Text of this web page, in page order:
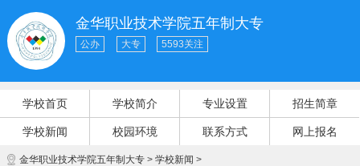
金华职业技术学院五年制大专
公办 大专 5593关注
学校首页 学校简介 专业设置 招生简章
学校新闻 校园环境 联系方式 网上报名
金华职业技术学院五年制大专> 学校新闻 >